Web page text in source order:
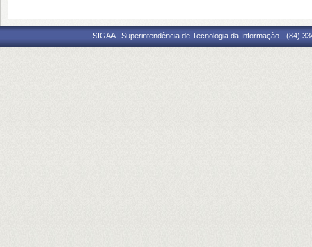
SIGAA | Superintendência de Tecnologia da Informação - (84)